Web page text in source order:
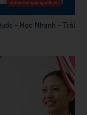
- Học Nhanh - Trải